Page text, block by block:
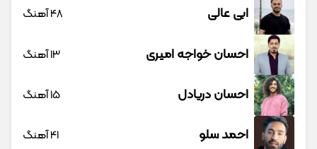
ابی عالی 48 آهنگ
احسان خواجه امیری 13 آهنگ
احسان دریادل 15 آهنگ
احمد سلو 41 آهنگ